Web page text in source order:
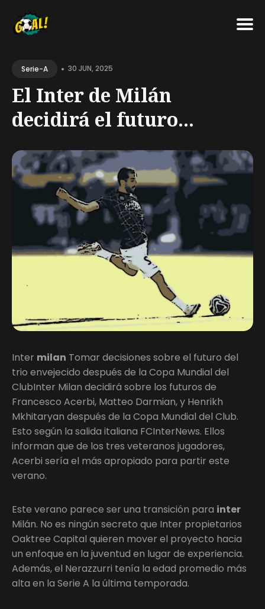
for
Blog
Serie-A • 30 JUN, 2025
El Inter de Milán
decidirá el futuro...
Inter milan Tomar decisiones sobre el futuro del
trio envejecido después de la Copa Mundial del
ClubInter Milan decidirá sobre los futuros de
Francesco Acerbi, Matteo Darmian, y Henrikh
Mkhitaryan después de la Copa Mundial del Club.
Esto según la salida italiana FCInterNews. Ellos
informan que de los tres veteranos jugadores,
Acerbi sería el más apropiado para partir este
verano.
Este verano parece ser una transición para inter
Milán. No es ningún secreto que Inter propietarios
Oaktree Capital quieren mover el proyecto hacia
un enfoque en la juventud en lugar de experiencia.
Además, el Nerazzurri tenía la edad promedio más
alta en la Serie A la última temporada.